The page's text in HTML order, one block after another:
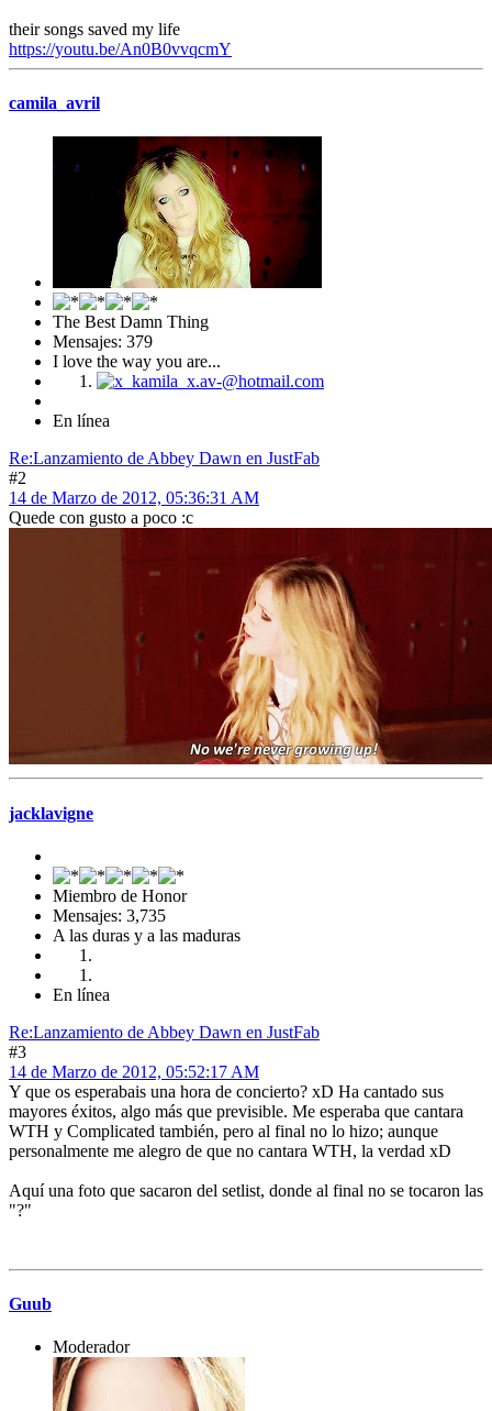
their songs saved my life
https://youtu.be/An0B0vvqcmY
camila_avril
The Best Damn Thing
Mensajes: 379
I love the way you are...
En línea
Re:Lanzamiento de Abbey Dawn en JustFab
#2
14 de Marzo de 2012, 05:36:31 AM
Quede con gusto a poco :c
jacklavigne
Miembro de Honor
Mensajes: 3,735
A las duras y a las maduras
En línea
Re:Lanzamiento de Abbey Dawn en JustFab
#3
14 de Marzo de 2012, 05:52:17 AM
Y que os esperabais una hora de concierto? xD Ha cantado sus
mayores éxitos, algo más que previsible. Me esperaba que cantara
WTH y Complicated también, pero al final no lo hizo; aunque
personalmente me alegro de que no cantara WTH, la verdad xD
Aquí una foto que sacaron del setlist, donde al final no se tocaron las
"?"
Guub
Moderador